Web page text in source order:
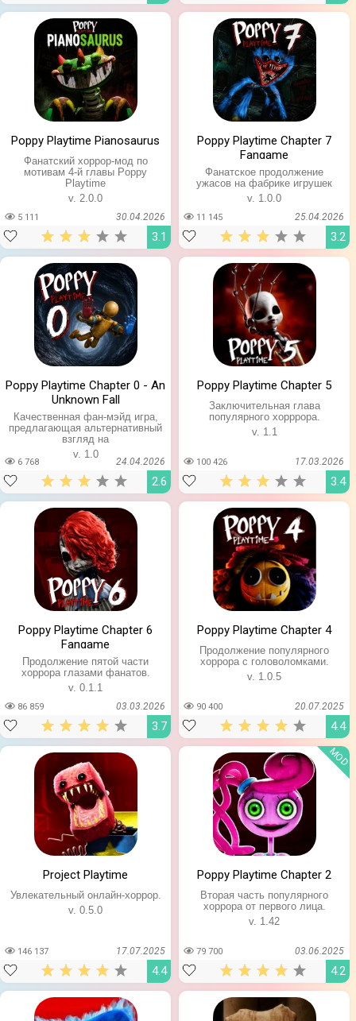
Poppy Playtime Pianosaurus
Фанатский хоррор-мод по
мотивам 4-й главы Poppy
Playtime
v. 2.0.0
5 111 30.04.2026
3.1
Poppy Playtime Chapter 7
Fangame
Фанатское продолжение
ужасов на фабрике игрушек
v. 1.0.0
11 145 25.04.2026
3.2
Poppy Playtime Chapter 0 - An
Unknown Fall
Качественная фан-мэйд игра,
предлагающая альтернативный
взгляд на
v. 1.0
6 768 24.04.2026
2.6
Poppy Playtime Chapter 5
Заключительная глава
популярного хорррора.
v. 1.1
100 426 17.03.2026
3.4
Poppy Playtime Chapter 6
Fangame
Продолжение пятой части
хоррора глазами фанатов.
v. 0.1.1
86 859 03.03.2026
3.7
Poppy Playtime Chapter 4
Продолжение популярного
хоррора с головоломками.
v. 1.0.5
90 400 20.07.2025
4.4
Project Playtime
Увлекательный онлайн-хоррор.
v. 0.5.0
146 137 17.07.2025
4.4
Poppy Playtime Chapter 2
Вторая часть популярного
хоррора от первого лица.
v. 1.42
79 700 03.06.2025
4.2
MOD